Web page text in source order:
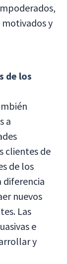
y
de los
a
clientes de
de los
diferencia
nuevos
Las
e
y